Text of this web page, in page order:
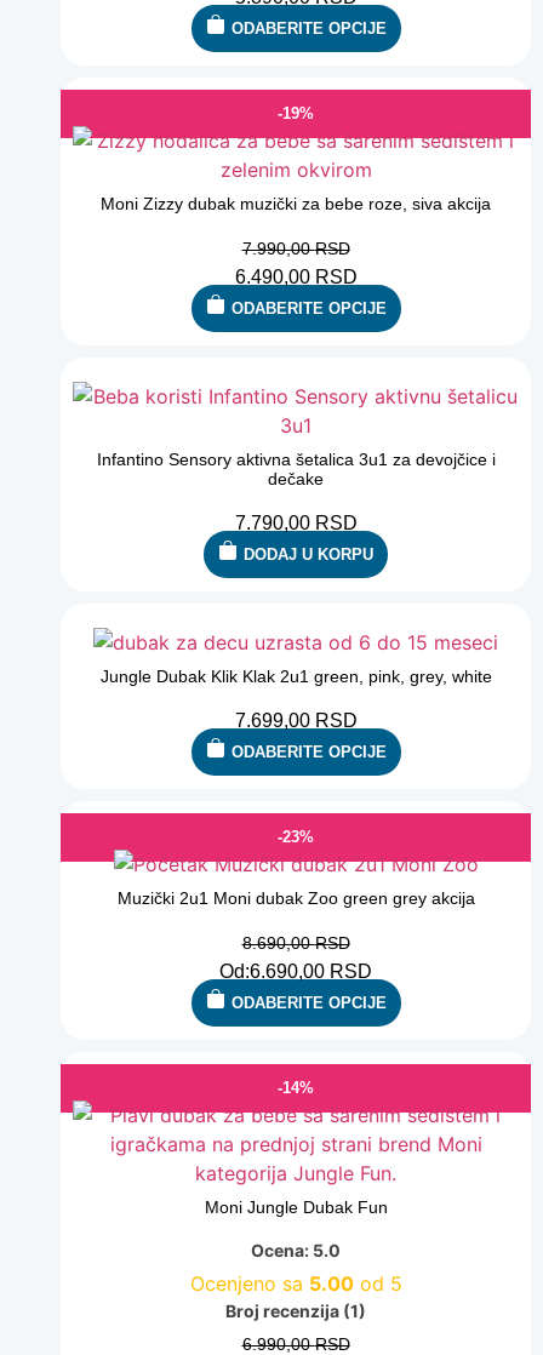
ODABERITE OPCIJE
-19%
Moni Zizzy dubak muzički za bebe roze, siva akcija
7.990,00RSD
6.490,00 RSD
ODABERITE OPCIJE
Infantino Sensory aktivna šetalica 3u1 za devojčice i
dečake
7.790,00 RSD
DODAJ U KORPU
Jungle Dubak Klik Klak 2u1 green, pink, grey, white
7.699,00 RSD
ODABERITE OPCIJE
-23%
Muzički 2u1 Moni dubak Zoo green grey akcija
8.690,00RSD
Od:6.690,00 RSD
ODABERITE OPCIJE
-14%
Moni Jungle Dubak Fun
Ocena: 5.0
Ocenjeno sa 5.00od 5
Broj recenzija (1)
6.990,00RSD